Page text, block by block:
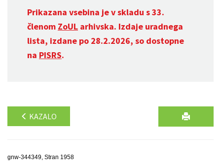
Prikazana vsebina je v skladu s 33.
členom ZoUL arhivska. Izdaje uradnega
lista, izdane po 28.2.2026, so dostopne
na PISRS.
KAZALO
gnw-344349, Stran 1958